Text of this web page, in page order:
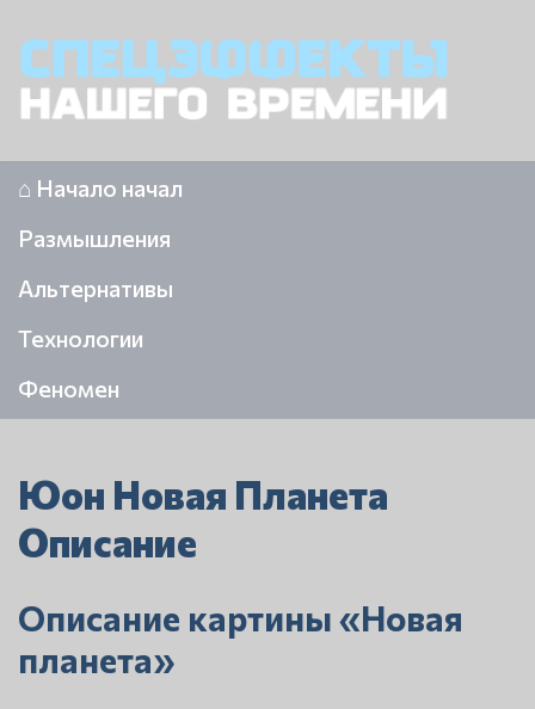
⌂ Начало начал
Размышления
Альтернативы
Технологии
Феномен
Юон Новая Планета
Описание
Описание картины «Новая
планета»